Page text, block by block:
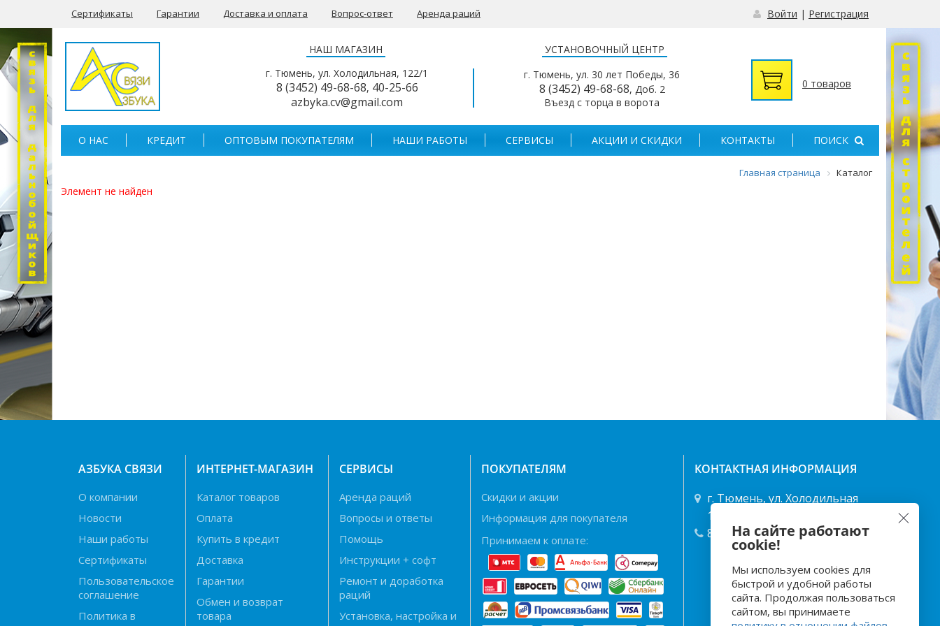
Сертификаты Гарантии Доставка и оплата Вопрос-ответ Аренда раций Войти | Регистрация
НАШ МАГАЗИН
УСТАНОВОЧНЫЙ ЦЕНТР
г. Тюмень, ул. Холодильная, 122/1
8 (3452) 49-68-68, 40-25-66
azbyka.cv@gmail.com
г. Тюмень, ул. 30 лет Победы, 36
8 (3452) 49-68-68, Доб. 2
Въезд с торца в ворота
0 товаров
О НАС КРЕДИТ ОПТОВЫМ ПОКУПАТЕЛЯМ НАШИ РАБОТЫ СЕРВИСЫ АКЦИИ И СКИДКИ КОНТАКТЫ ПОИСК
Главная страница Каталог
Элемент не найден
АЗБУКА СВЯЗИ
О компании
Новости
Наши работы
Сертификаты
Пользовательское
соглашение
Политика в
ИНТЕРНЕТ-МАГАЗИН
Каталог товаров
Оплата
Купить в кредит
Доставка
Гарантии
Обмен и возврат
товара
СЕРВИСЫ
Аренда раций
Вопросы и ответы
Помощь
Инструкции + софт
Ремонт и доработка
раций
Установка, настройка и
ПОКУПАТЕЛЯМ
Скидки и акции
Информация для покупателя
Принимаем к оплате:
КОНТАКТНАЯ ИНФОРМАЦИЯ
г. Тюмень, ул. Холодильная
122/1 ТД "Энергия"
8 (3452) 49-68-68 ,40-25-66
На сайте работают
cookie!
Мы используем cookies для
быстрой и удобной работы
сайта. Продолжая пользоваться
сайтом, вы принимаете